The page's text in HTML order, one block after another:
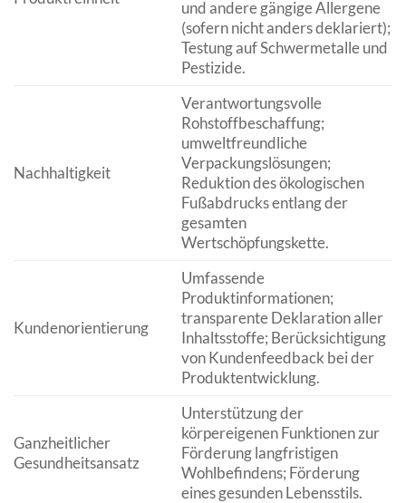
und andere gängige Allergene
(sofern nicht anders deklariert);
Testung auf Schwermetalle und
Pestizide.
Nachhaltigkeit
Verantwortungsvolle
Rohstoffbeschaffung;
umweltfreundliche
Verpackungslösungen;
Reduktion des ökologischen
Fußabdrucks entlang der
gesamten
Wertschöpfungskette.
Kundenorientierung
Umfassende
Produktinformationen;
transparente Deklaration aller
Inhaltsstoffe; Berücksichtigung
von Kundenfeedback bei der
Produktentwicklung.
Ganzheitlicher
Gesundheitsansatz
Unterstützung der
körpereigenen Funktionen zur
Förderung langfristigen
Wohlbefindens; Förderung
eines gesunden Lebensstils.